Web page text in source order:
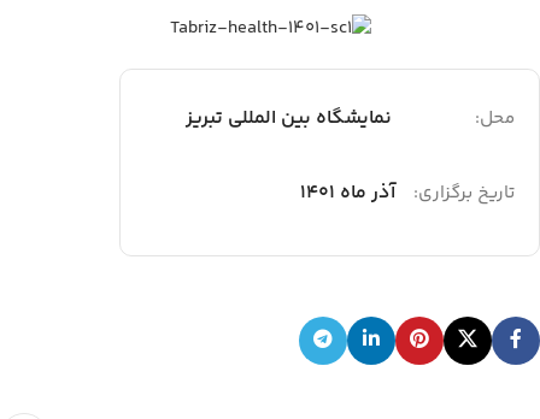
محل: نمایشگاه بین المللی تبریز
تاریخ برگزاری: آذر ماه ۱۴۰1